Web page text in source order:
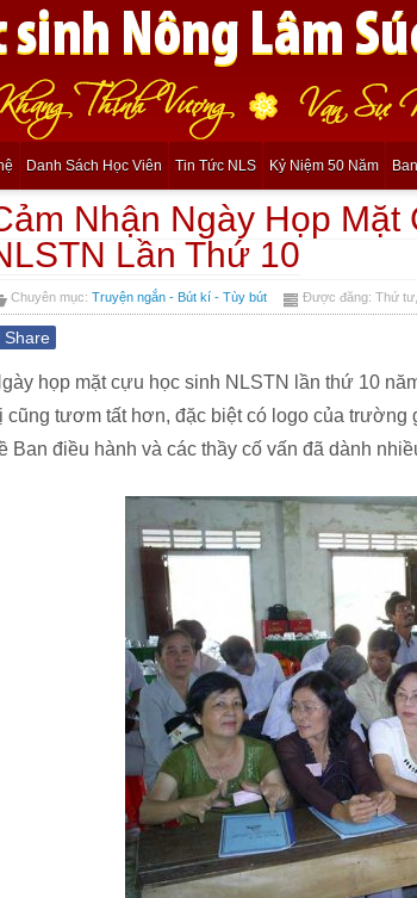
Danh Sách Học Viên Tin Tức NLS Kỷ Niệm 50 Năm
Nhận Ngày Họp Mặt
Lần Thứ 10
Chuyên mục:Truyện ngắn - Bút kí - Tùy bút Được đăng: Thứ tư,
Share
họp mặt cựu học sinh NLSTN lần thứ 10
cũng tươm tất hơn, đặc biệt có logo của
Ban điều hành và các thầy cố vấn đã dành